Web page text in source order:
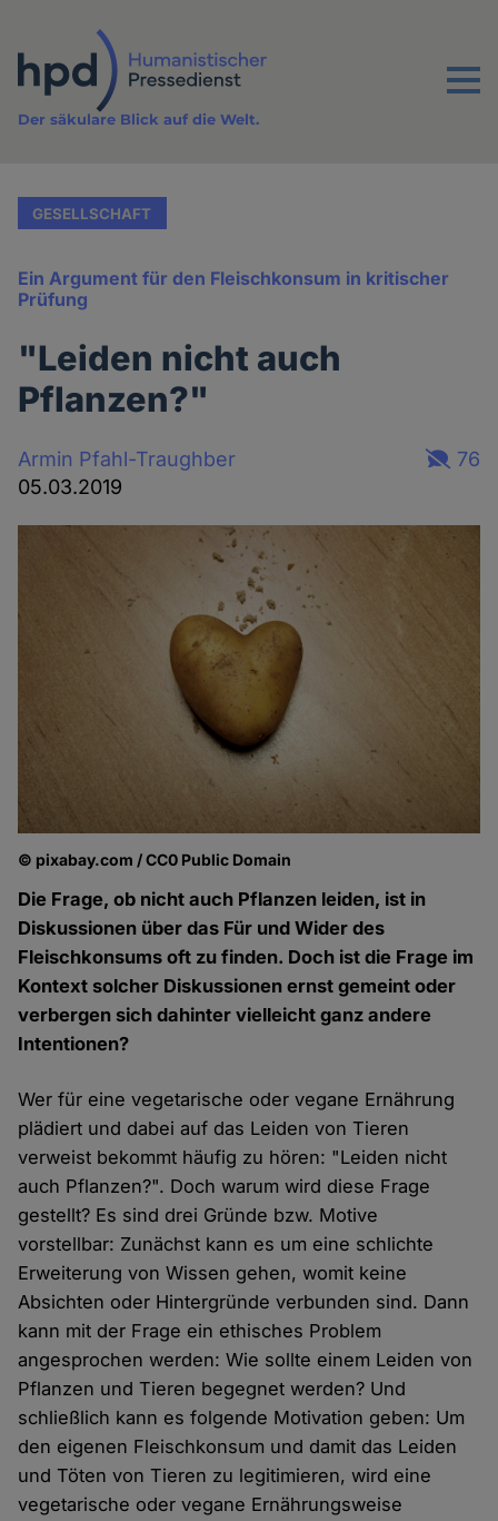
Inhalt
Menu
Der säkulare Blick auf die Welt.
GESELLSCHAFT
Ein Argument für den Fleischkonsum in kritischer
Prüfung
"Leiden nicht auch
Pflanzen?"
Armin Pfahl-Traughber
05.03.2019
76
© pixabay.com / CC0 Public Domain
Die Frage, ob nicht auch Pflanzen leiden, ist in
Diskussionen über das Für und Wider des
Fleischkonsums oft zu finden. Doch ist die Frage im
Kontext solcher Diskussionen ernst gemeint oder
verbergen sich dahinter vielleicht ganz andere
Intentionen?
Wer für eine vegetarische oder vegane Ernährung
plädiert und dabei auf das Leiden von Tieren
verweist bekommt häufig zu hören: "Leiden nicht
auch Pflanzen?". Doch warum wird diese Frage
gestellt? Es sind drei Gründe bzw. Motive
vorstellbar: Zunächst kann es um eine schlichte
Erweiterung von Wissen gehen, womit keine
Absichten oder Hintergründe verbunden sind. Dann
kann mit der Frage ein ethisches Problem
angesprochen werden: Wie sollte einem Leiden von
Pflanzen und Tieren begegnet werden? Und
schließlich kann es folgende Motivation geben: Um
den eigenen Fleischkonsum und damit das Leiden
und Töten von Tieren zu legitimieren, wird eine
vegetarische oder vegane Ernährungsweise